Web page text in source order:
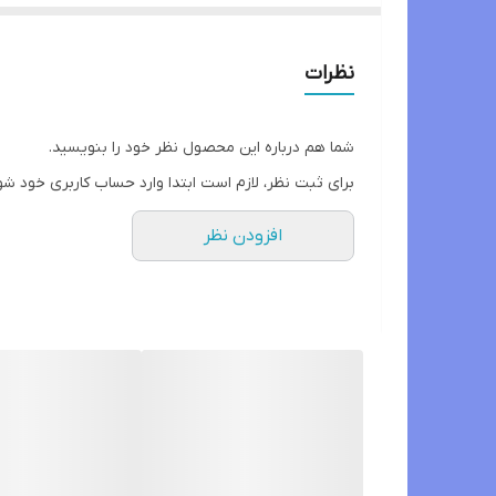
جهت استفاده انواع نوشیدنی ها
نظرات
شما هم درباره این محصول نظر خود را بنویسید.
برای ثبت نظر، لازم است ابتدا وارد حساب کاربری خود
افزودن نظر